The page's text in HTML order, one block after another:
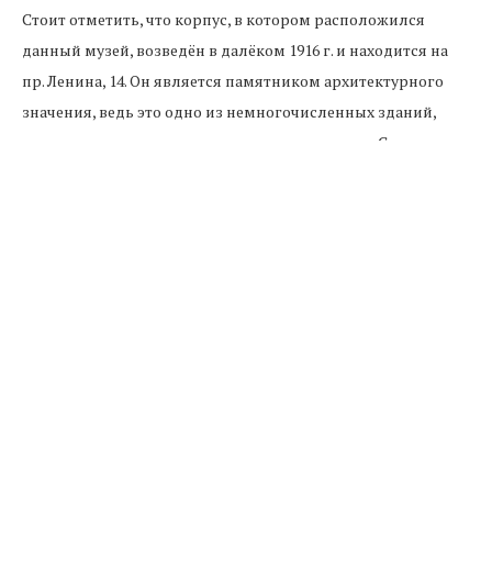
Стоит отметить, что корпус, в котором расположился
данный музей, возведён в далёком 1916 г. и находится на
пр. Ленина, 14. Он является памятником архитектурного
значения, ведь это одно из немногочисленных зданий,
которое сохранилось с предыдущего столетия. Строение